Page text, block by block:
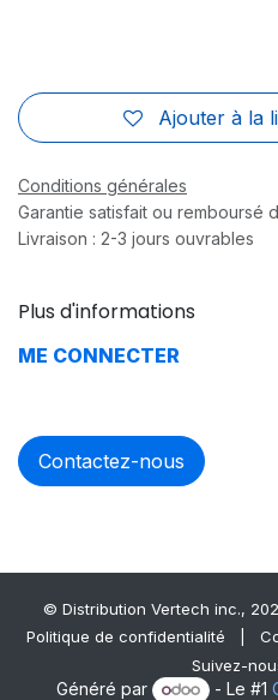
Ajouter à la
Conditions générales
Garantie satisfait ou remboursé
Livraison : 2-3 jours ouvrables
Plus d'informations
ME CONNECTER
Contactez-nous
© Distrib​ution Vertech ​inc.,
Politique de confidentialité
Suivez-
Généré par - Le #1